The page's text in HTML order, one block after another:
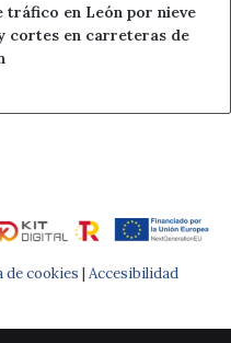
tráfico en León por nieve
cortes en carreteras de
de cookies | Accesibilidad